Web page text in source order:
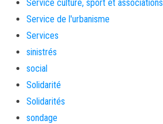
Service culture, sport et associations
Service de l'urbanisme
Services
sinistrés
social
Solidarité
Solidarités
sondage